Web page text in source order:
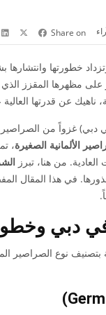
Share on
خطورتها
مظهرها المقزز الذي
ناهيك عن قدرتها
غزواً من الصراصير،
الألمانية الصغيرة،
العادية. من هنا، تبرز
في هذا المقال
في دبي
بتصنيف نوع الصراصير